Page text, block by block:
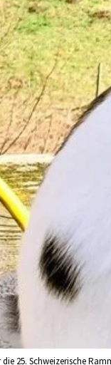
die 25. Schweizerische